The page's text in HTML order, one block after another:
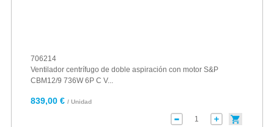
706214
Ventilador centrífugo de doble aspiración con motor S&P
CBM12/9 736W 6P C V...
839,00 € / Unidad